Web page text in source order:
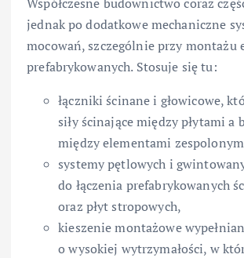
jednak po dodatkowe mechaniczne
mocowań, szczególnie przy montażu
prefabrykowanych. Stosuje się tu:
łączniki ścinane i głowicowe,
siły ścinające między płytami a
między elementami
systemy pętlowych i
do łączenia prefabrykowanych
oraz płyt stropowych,
kieszenie montażowe
o wysokiej wytrzymałości, w